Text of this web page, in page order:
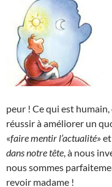
peur ! Ce qui est
réussir à améliorer un
«faire mentir l’actualité»
dans notre tête , à nous
nous sommes
revoir madame !